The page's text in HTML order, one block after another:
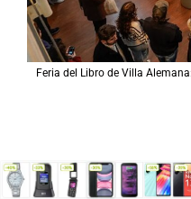
Feria del Libro de Villa